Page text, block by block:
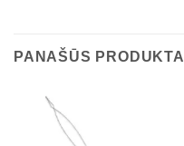
PANAŠŪS PRODUKTAI